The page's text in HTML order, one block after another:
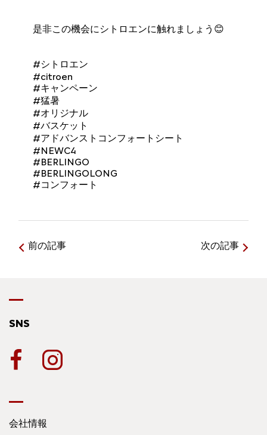
是非この機会にシトロエンに触れましょう😊
#シトロエン
#citroen
#キャンペーン
#猛暑
#オリジナル
#バスケット
#アドバンストコンフォートシート
#NEWC4
#BERLINGO
#BERLINGOLONG
#コンフォート
前の記事 次の記事
SNS
会社情報